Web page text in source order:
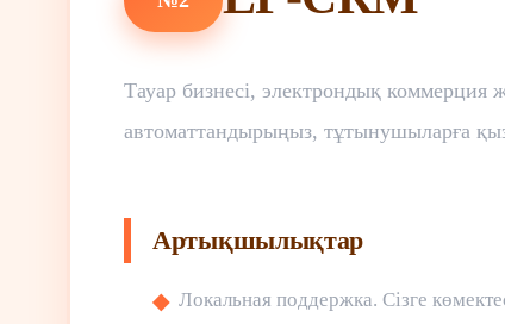
Тауар бизнесі, электрондық
автоматтандырыңыз, тұтынушыларға
Артықшылықтар
Локальная поддержка. Сізге